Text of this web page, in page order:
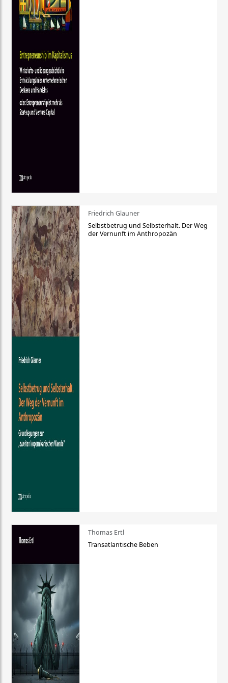
Friedrich Glauner
Selbstbetrug und Selbsterhalt. Der Weg
der Vernunft im Anthropozän
Thomas Ertl
Transatlantische Beben